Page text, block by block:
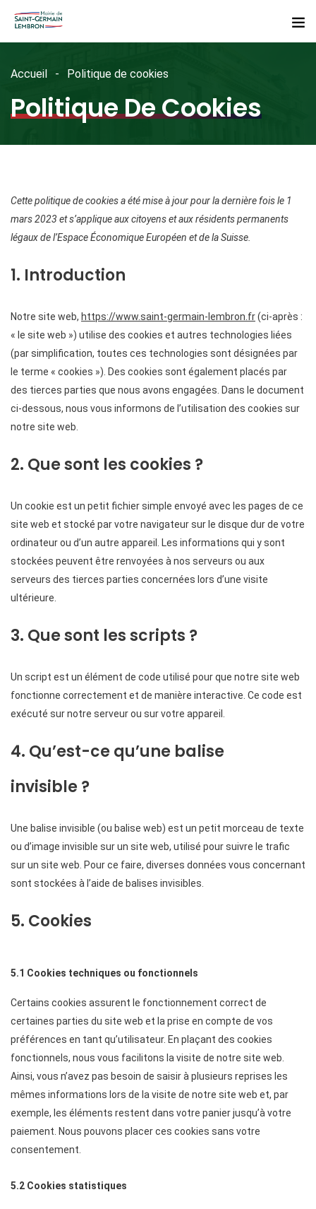
Accueil Politique de cookies
Politique De Cookies
Cette politique de cookies a été mise à jour pour la dernière fois le 1
mars 2023 et s’applique aux citoyens et aux résidents permanents
légaux de l’Espace Économique Européen et de la Suisse.
1. Introduction
Notre site web, https://www.saint-germain-lembron.fr(ci-après :
« le site web ») utilise des cookies et autres technologies liées
(par simplification, toutes ces technologies sont désignées par
le terme « cookies »). Des cookies sont également placés par
des tierces parties que nous avons engagées. Dans le document
ci-dessous, nous vous informons de l’utilisation des cookies sur
notre site web.
2. Que sont les cookies ?
Un cookie est un petit fichier simple envoyé avec les pages de ce
site web et stocké par votre navigateur sur le disque dur de votre
ordinateur ou d’un autre appareil. Les informations qui y sont
stockées peuvent être renvoyées à nos serveurs ou aux
serveurs des tierces parties concernées lors d’une visite
ultérieure.
3. Que sont les scripts ?
Un script est un élément de code utilisé pour que notre site web
fonctionne correctement et de manière interactive. Ce code est
exécuté sur notre serveur ou sur votre appareil.
4. Qu’est-ce qu’une balise
invisible ?
Une balise invisible (ou balise web) est un petit morceau de texte
ou d’image invisible sur un site web, utilisé pour suivre le trafic
sur un site web. Pour ce faire, diverses données vous concernant
sont stockées à l’aide de balises invisibles.
5. Cookies
5.1 Cookies techniques ou fonctionnels
Certains cookies assurent le fonctionnement correct de
certaines parties du site web et la prise en compte de vos
préférences en tant qu’utilisateur. En plaçant des cookies
fonctionnels, nous vous facilitons la visite de notre site web.
Ainsi, vous n’avez pas besoin de saisir à plusieurs reprises les
mêmes informations lors de la visite de notre site web et, par
exemple, les éléments restent dans votre panier jusqu’à votre
paiement. Nous pouvons placer ces cookies sans votre
consentement.
5.2 Cookies statistiques